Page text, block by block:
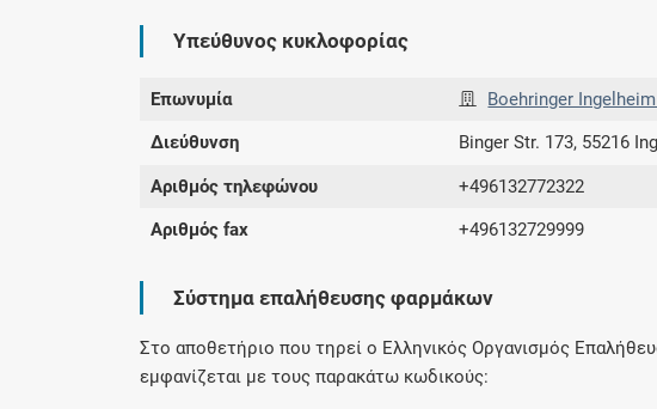
επιπλέον
Βρείτε
Υπεύθυνος κυκλοφορίας
Επωνυμία Boehringer
Διεύθυνση Binger Str. 173, 55216
Αριθμός τηλεφώνου +496132772322
Αριθμός fax +496132729999
Σύστημα επαλήθευσης φαρμάκων
Στο αποθετήριο που τηρεί ο Ελληνικός Οργανισμός
εμφανίζεται με τους παρακάτω κωδικούς: